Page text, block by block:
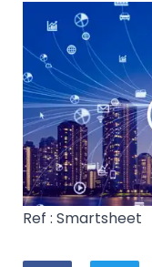
Ref : Smartsheet